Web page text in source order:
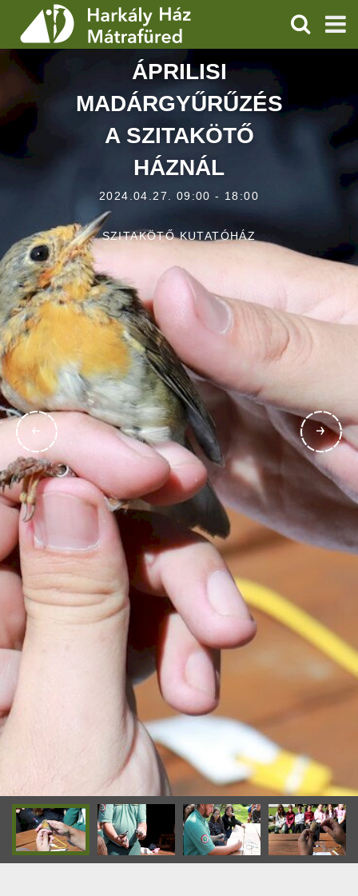
SZOLGÁLTATÁSOK
PROGRAMOK
HÍREK
ÁRAK, NYITVATARTÁS
KERESÉS
ÁPRILISI
MADÁRGYŰRŰZÉS
A SZITAKÖTŐ
HÁZNÁL
2024.04.27. 09:00 - 18:00
SZITAKÖTŐ KUTATÓHÁZ